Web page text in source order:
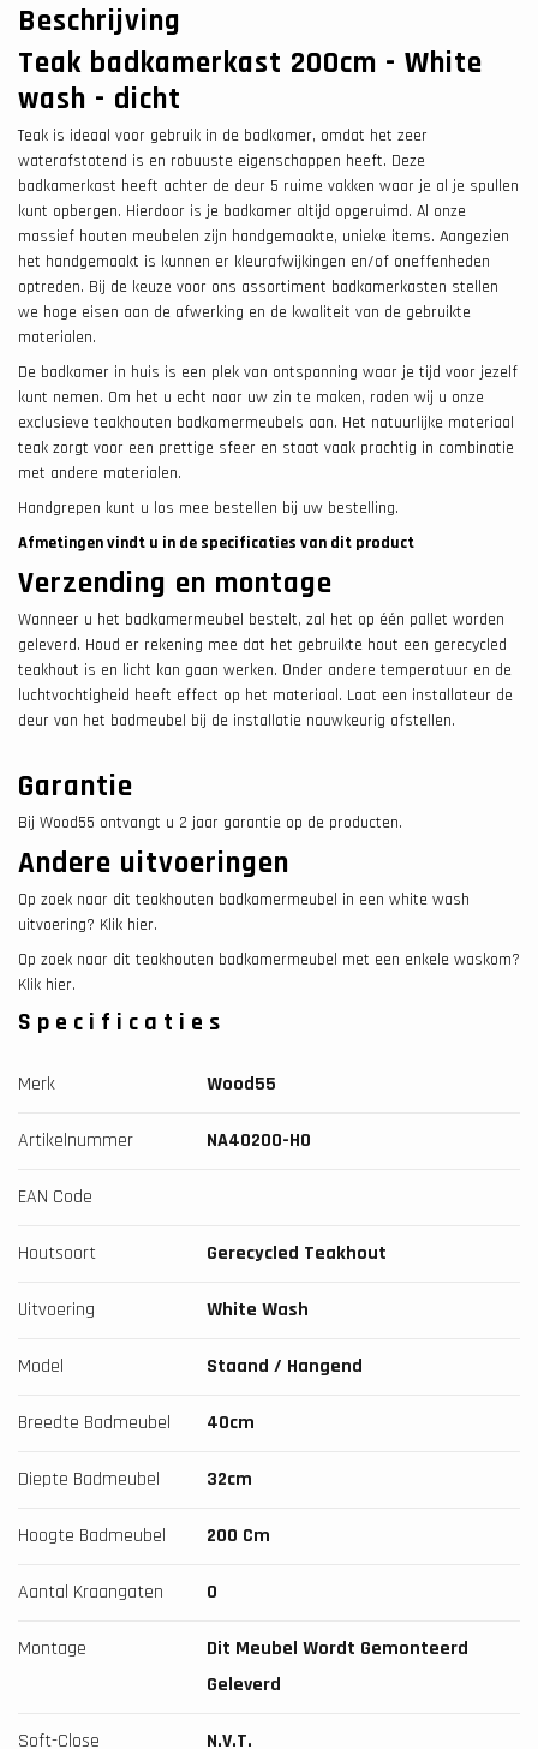
Beschrijving
Teak badkamerkast 200cm - White
wash - dicht
Teak is ideaal voor gebruik in de badkamer, omdat het zeer
waterafstotend is en robuuste eigenschappen heeft. Deze
badkamerkast heeft achter de deur 5 ruime vakken waar je al je spullen
kunt opbergen. Hierdoor is je badkamer altijd opgeruimd. Al onze
massief houten meubelen zijn handgemaakte, unieke items. Aangezien
het handgemaakt is kunnen er kleurafwijkingen en/of oneffenheden
optreden. Bij de keuze voor ons assortiment badkamerkasten stellen
we hoge eisen aan de afwerking en de kwaliteit van de gebruikte
materialen.
De badkamer in huis is een plek van ontspanning waar je tijd voor jezelf
kunt nemen. Om het u echt naar uw zin te maken, raden wij u onze
exclusieve teakhouten badkamermeubels aan. Het natuurlijke materiaal
teak zorgt voor een prettige sfeer en staat vaak prachtig in combinatie
met andere materialen.
Handgrepen kunt u los mee bestellen bij uw bestelling.
Afmetingen vindt u in de specificaties van dit product
Verzending en montage
Wanneer u het badkamermeubel bestelt, zal het op één pallet worden
geleverd. Houd er rekening mee dat het gebruikte hout een gerecycled
teakhout is en licht kan gaan werken. Onder andere temperatuur en de
luchtvochtigheid heeft effect op het materiaal. Laat een installateur de
deur van het badmeubel bij de installatie nauwkeurig afstellen.
Garantie
Bij Wood55 ontvangt u 2 jaar garantie op de producten.
Andere uitvoeringen
Op zoek naar dit teakhouten badkamermeubel in een white wash
uitvoering? Klik hier.
Op zoek naar dit teakhouten badkamermeubel met een enkele waskom?
Klik hier.
Specificaties
Merk Wood55
Artikelnummer NA40200-HO
EAN Code
Houtsoort Gerecycled Teakhout
Uitvoering White Wash
Model Staand / Hangend
Breedte Badmeubel 40cm
Diepte Badmeubel 32cm
Hoogte Badmeubel 200 Cm
Aantal Kraangaten 0
Montage
Dit Meubel Wordt Gemonteerd
Geleverd
Soft-Close N.v.t.